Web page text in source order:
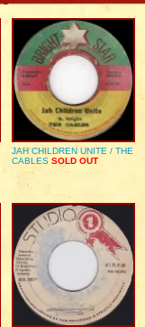
JAH CHILDREN UNITE / THE
CABLES SOLD OUT